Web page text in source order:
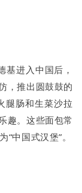
进入中国后，
，推出圆鼓鼓的
腿肠和生菜沙拉
趣。这些面包常
中国式汉堡”。